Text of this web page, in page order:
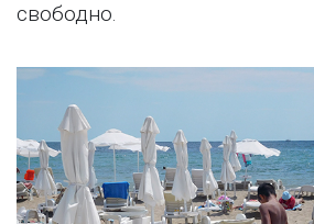
свободно.